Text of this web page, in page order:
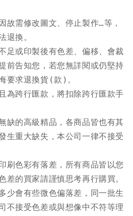
故需修改圖文、停止製作…等，
退換。
足或印製後有色差、偏移、會裁
前告知您，若您無詳閱或仍堅持
要求退換貨(款)。
為跨行匯款，將扣除跨行匯款手
缺的高級精品，各商品皆也有其
生重大缺失，本公司一律不接受
刷色彩有落差，所有商品皆以您
差的買家請謹慎思考再行購買。
少會有些微色偏落差，同一批生
不接受色差或與想像中不符等理